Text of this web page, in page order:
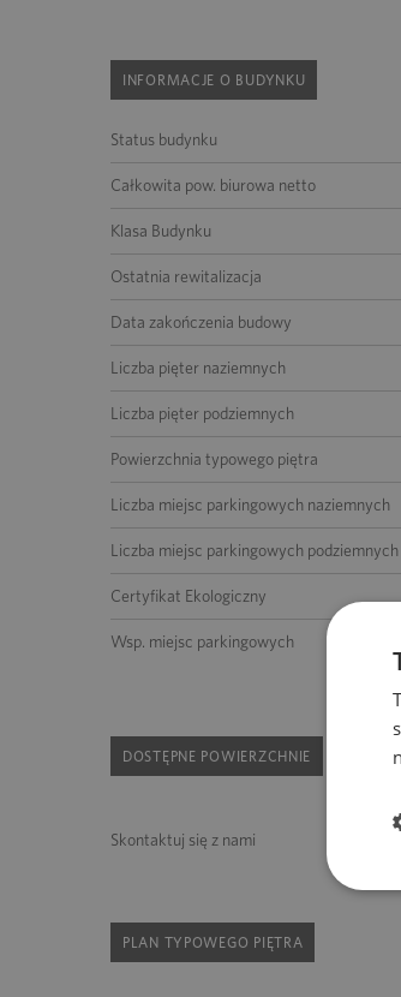
INFORMACJE O BUDYNKU
Status budynku
Całkowita pow. biurowa netto
Klasa Budynku
Ostatnia rewitalizacja
Data zakończenia budowy
Liczba pięter naziemnych
Liczba pięter podziemnych
Powierzchnia typowego piętra
Liczba miejsc parkingowych naziemnych
Liczba miejsc parkingowych podziemnych
Certyfikat Ekologiczny
Wsp. miejsc parkingowych
DOSTĘPNE POWIERZCHNIE
Skontaktuj się z nami
PLAN TYPOWEGO PIĘTRA